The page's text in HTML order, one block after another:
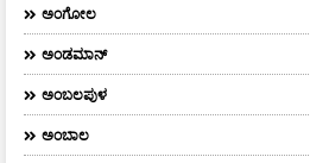
ಅಂಗೋಲ
ಅಂಡಮಾನ್
ಅಂಬಲಪುಳ
ಅಂಬಾಲ